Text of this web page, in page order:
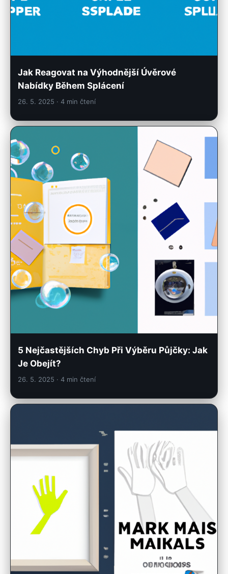
Jak Reagovat na Výhodnější Úvěrové
Nabídky Během Splácení
26. 5. 2025 · 4 min čtení
5 Nejčastějších Chyb Při Výběru Půjčky: Jak
Je Obejít?
26. 5. 2025 · 4 min čtení